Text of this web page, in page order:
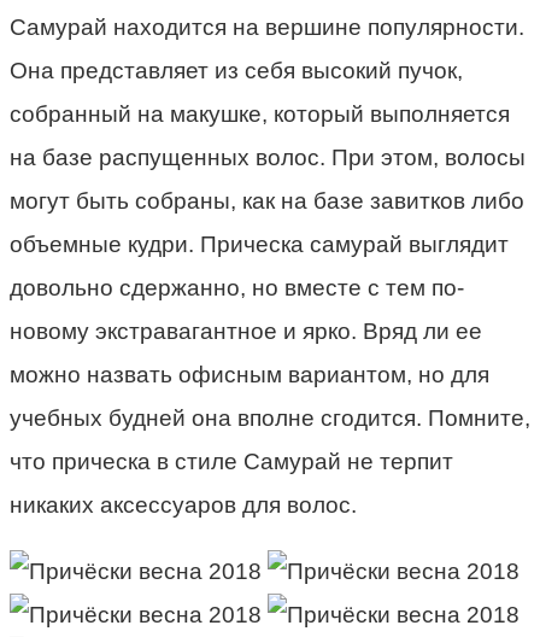
Самурай находится на вершине популярности.
Она представляет из себя высокий пучок,
собранный на макушке, который выполняется
на базе распущенных волос. При этом, волосы
могут быть собраны, как на базе завитков либо
объемные кудри. Прическа самурай выглядит
довольно сдержанно, но вместе с тем по-
новому экстравагантное и ярко. Вряд ли ее
можно назвать офисным вариантом, но для
учебных будней она вполне сгодится. Помните,
что прическа в стиле Самурай не терпит
никаких аксессуаров для волос.